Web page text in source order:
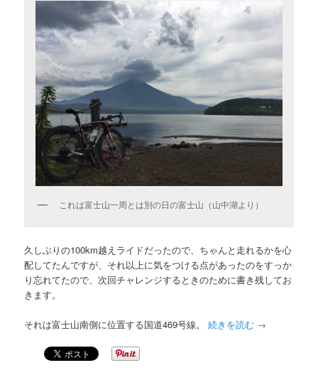
これは富士山一周とは別の日の富士山（山中湖より）
久しぶりの100km越えライドだったので、ちゃんと走れるかを心
配してたんですが、それ以上に気をつける点があったのをすっか
り忘れてたので、次回チャレンジするときのために書き残してお
きます。
それは富士山南側に位置する国道469号線。続きを読む →